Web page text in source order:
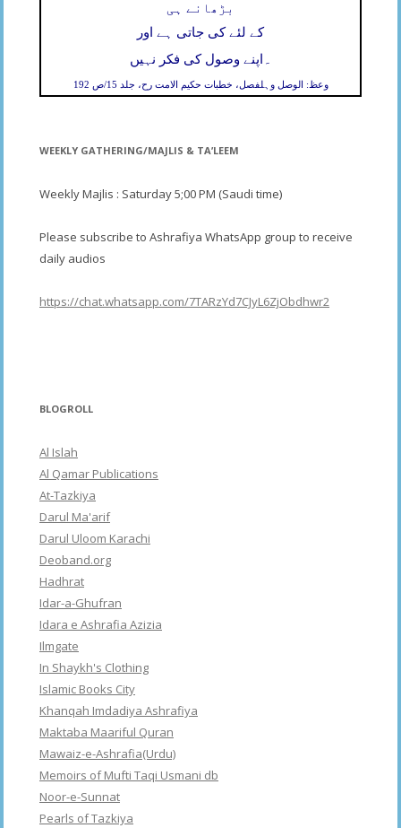
بڑھانے ہی
کے لئے کی جاتی ہے اور
اپنے وصول کی فکر نہیں ۔
وعظ: الوصل وہلفصل، خطبات حکیم الامت رح، جلد 15/ص 192
WEEKLY GATHERING/MAJLIS & TA’LEEM
Weekly Majlis : Saturday 5;00 PM (Saudi time)
Please subscribe to Ashrafiya WhatsApp group to receive
daily audios
https://chat.whatsapp.com/7TARzYd7CJyL6ZjObdhwr2
BLOGROLL
Al Islah
Al Qamar Publications
At-Tazkiya
Darul Ma'arif
Darul Uloom Karachi
Deoband.org
Hadhrat
Idar-a-Ghufran
Idara e Ashrafia Azizia
Ilmgate
In Shaykh's Clothing
Islamic Books City
Khanqah Imdadiya Ashrafiya
Maktaba Maariful Quran
Mawaiz-e-Ashrafia(Urdu)
Memoirs of Mufti Taqi Usmani db
Noor-e-Sunnat
Pearls of Tazkiya